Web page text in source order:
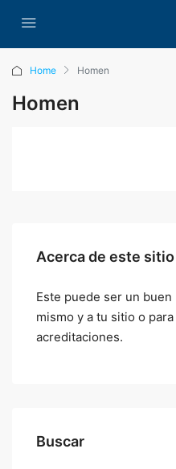
Home Homen
Homen
Acerca de este sitio
Este puede ser un
mismo y a tu sitio o
acreditaciones.
Buscar